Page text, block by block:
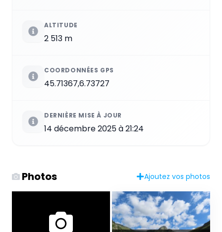
ALTITUDE
2 513 m
COORDONNÉES GPS
45.71367,6.73727
DERNIÈRE MISE À JOUR
14 décembre 2025 à 21:24
Photos Ajoutez vos photos